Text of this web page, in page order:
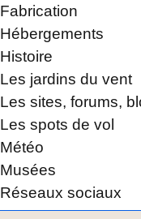
Fabrication
Hébergements
Histoire
Les jardins du vent
Les sites, forums,
Les spots de vol
Météo
Musées
Réseaux sociaux